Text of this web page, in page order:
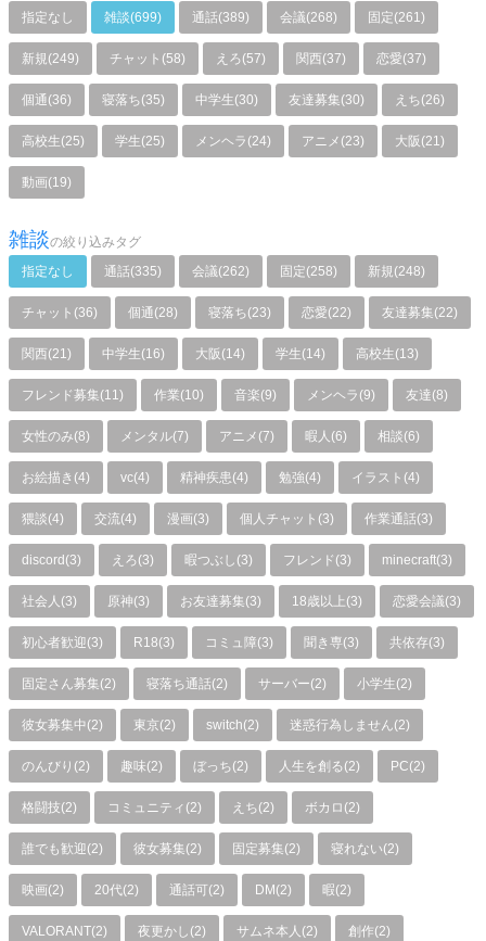
指定なし
雑談(699) 通話(389) 会議(268) 固定(261)
新規(249) チャット(58) えろ(57) 関西(37) 恋愛(37)
個通(36) 寝落ち(35) 中学生(30) 友達募集(30) えち(26)
高校生(25) 学生(25) メンヘラ(24) アニメ(23) 大阪(21)
動画(19)
雑談の絞り込みタグ
指定なし
通話(335) 会議(262) 固定(258) 新規(248)
チャット(36) 個通(28) 寝落ち(23) 恋愛(22) 友達募集(22)
関西(21) 中学生(16) 大阪(14) 学生(14) 高校生(13)
フレンド募集(11) 作業(10) 音楽(9) メンヘラ(9) 友達(8)
女性のみ(8) メンタル(7) アニメ(7) 暇人(6) 相談(6)
お絵描き(4) vc(4) 精神疾患(4) 勉強(4) イラスト(4)
猥談(4) 交流(4) 漫画(3) 個人チャット(3) 作業通話(3)
discord(3) えろ(3) 暇つぶし(3) フレンド(3) minecraft(3)
社会人(3) 原神(3) お友達募集(3) 18歳以上(3) 恋愛会議(3)
初心者歓迎(3) R18(3) コミュ障(3) 聞き専(3) 共依存(3)
固定さん募集(2) 寝落ち通話(2) サーバー(2) 小学生(2)
彼女募集中(2) 東京(2) switch(2) 迷惑行為しません(2)
のんびり(2) 趣味(2) ぼっち(2) 人生を創る(2) PC(2)
格闘技(2) コミュニティ(2) えち(2) ボカロ(2)
誰でも歓迎(2) 彼女募集(2) 固定募集(2) 寝れない(2)
映画(2) 20代(2) 通話可(2) DM(2) 暇(2)
VALORANT(2) 夜更かし(2) サムネ本人(2) 創作(2)